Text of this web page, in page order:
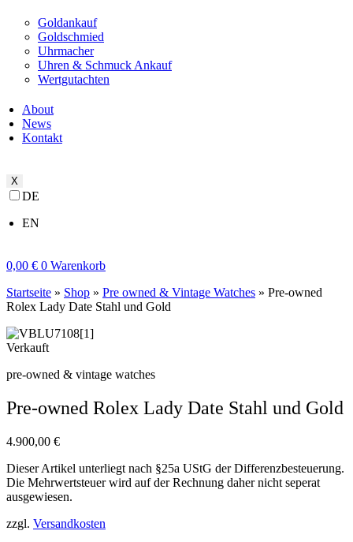
Goldankauf
Goldschmied
Uhrmacher
Uhren & Schmuck Ankauf
Wertgutachten
About
News
Kontakt
X
DE
EN
0,00 € 0 Warenkorb
Startseite » Shop » Pre owned & Vintage Watches » Pre-owned
Rolex Lady Date Stahl und Gold
Verkauft
pre-owned & vintage watches
Pre-owned Rolex Lady Date Stahl und Gold
4.900,00 €
Dieser Artikel unterliegt nach §25a UStG der Differenzbesteuerung.
Die Mehrwertsteuer wird auf der Rechnung daher nicht seperat
ausgewiesen.
zzgl. Versandkosten